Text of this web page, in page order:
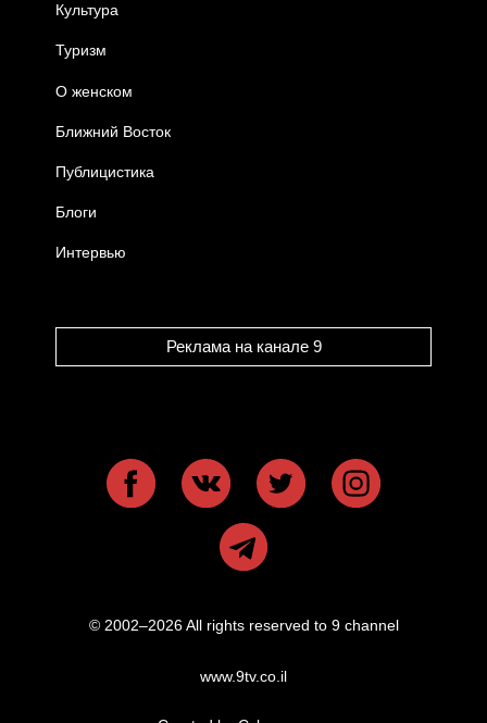
Культура
Туризм
О женском
Ближний Восток
Публицистика
Блоги
Интервью
Реклама на канале 9
© 2002–2026 All rights reserved to 9 channel
www.9tv.co.il